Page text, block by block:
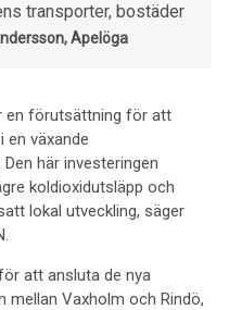
transporter, bostäder
Apelöga
en förutsättning för att
en växande
här investeringen
koldioxidutsläpp och
lokal utveckling, säger
att ansluta de nya
mellan Vaxholm och Rindö,